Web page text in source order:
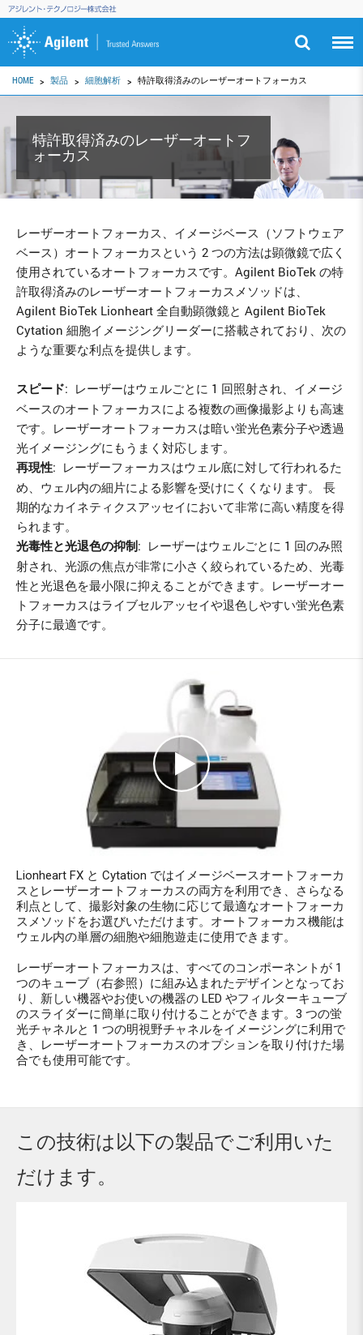
HOME 製品 細胞解析 特許取得済みのレーザーオートフォーカス
特許取得済みのレーザーオートフ
ォーカス
レーザーオートフォーカス、イメージベース（ソフトウェア
ベース）オートフォーカスという 2 つの方法は顕微鏡で広く
使用されているオートフォーカスです。Agilent BioTek の特
許取得済みのレーザーオートフォーカスメソッドは、
Agilent BioTek Lionheart 全自動顕微鏡と Agilent BioTek
Cytation 細胞イメージングリーダーに搭載されており、次の
ような重要な利点を提供します。
スピード: レーザーはウェルごとに 1 回照射され、イメージ
ベースのオートフォーカスによる複数の画像撮影よりも高速
です。レーザーオートフォーカスは暗い蛍光色素分子や透過
光イメージングにもうまく対応します。
再現性: レーザーフォーカスはウェル底に対して行われるた
め、ウェル内の細片による影響を受けにくくなります。 長
期的なカイネティクスアッセイにおいて非常に高い精度を得
られます。
光毒性と光退色の抑制 : レーザーはウェルごとに 1 回のみ照
射され、光源の焦点が非常に小さく絞られているため、光毒
性と光退色を最小限に抑えることができます。レーザーオー
トフォーカスはライブセルアッセイや退色しやすい蛍光色素
分子に最適です。
Lionheart FX と Cytation ではイメージベースオートフォーカ
スとレーザーオートフォーカスの両方を利用でき、さらなる
利点として、撮影対象の生物に応じて最適なオートフォーカ
スメソッドをお選びいただけます。オートフォーカス機能は
ウェル内の単層の細胞や細胞遊走に使用できます。
レーザーオートフォーカスは、すべてのコンポーネントが 1
つのキューブ（右参照）に組み込まれたデザインとなってお
り、新しい機器やお使いの機器の LED やフィルターキューブ
のスライダーに簡単に取り付けることができます。3 つの蛍
光チャネルと 1 つの明視野チャネルをイメージングに利用で
き、レーザーオートフォーカスのオプションを取り付けた場
合でも使用可能です。
この技術は以下の製品でご利用いた
だけます。